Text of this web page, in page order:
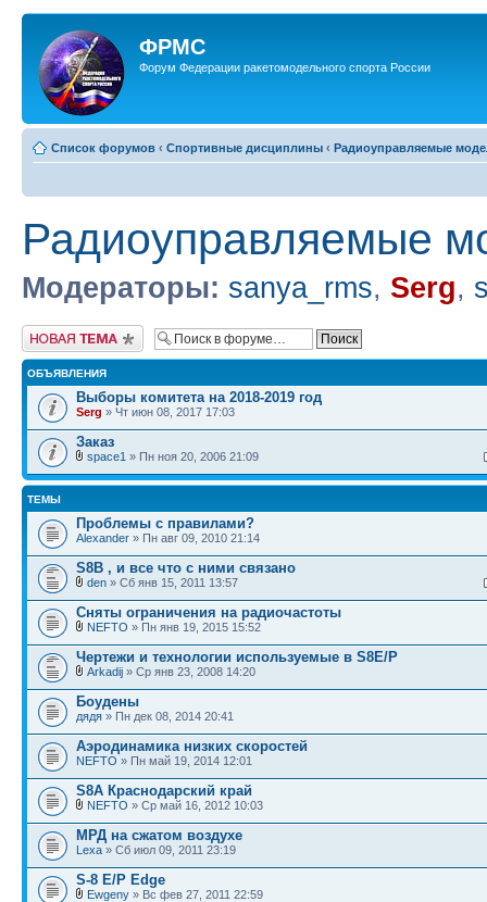
ФРМС
Форум Федерации ракетомодельного спорта России
Список форумов ‹ Спортивные дисциплины ‹ Радиоуправляемые
Радиоуправляемые
Модераторы: sanya_rms, Serg,
Новая тема
ОБЪЯВЛЕНИЯ
Выборы комитета на 2018-2019 год
Serg » Чт июн 08, 2017 17:03
Заказ
space1 » Пн ноя 20, 2006 21:09
ТЕМЫ
Проблемы с правилами?
Alexander » Пн авг 09, 2010 21:14
S8B , и все что с ними связано
den » Сб янв 15, 2011 13:57
Сняты ограничения на радиочастоты
NEFTO » Пн янв 19, 2015 15:52
Чертежи и технологии используемые в S8E/P
Arkadij » Ср янв 23, 2008 14:20
Боудены
дядя » Пн дек 08, 2014 20:41
Аэродинамика низких скоростей
NEFTO » Пн май 19, 2014 12:01
S8A Краснодарский край
NEFTO » Ср май 16, 2012 10:03
МРД на сжатом воздухе
Lexa » Сб июл 09, 2011 23:19
S-8 E/P Edge
Ewgeny » Вс фев 27, 2011 22:59